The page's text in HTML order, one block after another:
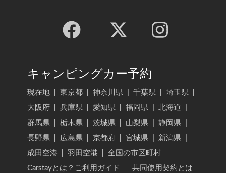
キャンピングカー予約
現在地 東京都 神奈川県 千葉県 埼玉県
大阪府
兵庫県 愛知県 福岡県 北海道
群馬県
栃木県 茨城県 山梨県 静岡県
長野県
広島県 京都府 宮城県 新潟県
成田空港
羽田空港
全国の市区町村
Carstayとは？ご利用ガイド
共同使用契約とは